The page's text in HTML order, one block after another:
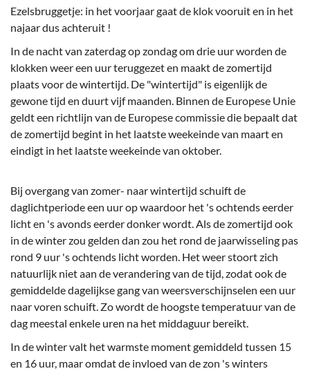
Ezelsbruggetje: in het voorjaar gaat de klok vooruit en in het
najaar dus achteruit !
In de nacht van zaterdag op zondag om drie uur worden de
klokken weer een uur teruggezet en maakt de zomertijd
plaats voor de wintertijd. De "wintertijd" is eigenlijk de
gewone tijd en duurt vijf maanden. Binnen de Europese Unie
geldt een richtlijn van de Europese commissie die bepaalt dat
de zomertijd begint in het laatste weekeinde van maart en
eindigt in het laatste weekeinde van oktober.
Bij overgang van zomer- naar wintertijd schuift de
daglichtperiode een uur op waardoor het 's ochtends eerder
licht en 's avonds eerder donker wordt. Als de zomertijd ook
in de winter zou gelden dan zou het rond de jaarwisseling pas
rond 9 uur 's ochtends licht worden. Het weer stoort zich
natuurlijk niet aan de verandering van de tijd, zodat ook de
gemiddelde dagelijkse gang van weersverschijnselen een uur
naar voren schuift. Zo wordt de hoogste temperatuur van de
dag meestal enkele uren na het middaguur bereikt.
In de winter valt het warmste moment gemiddeld tussen 15
en 16 uur, maar omdat de invloed van de zon 's winters